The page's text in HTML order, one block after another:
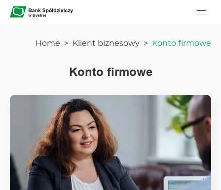
Bank Spółdzielczy w Bystrej - Menu główne
Home > Klient biznesowy > Konto firmowe
Konto firmowe